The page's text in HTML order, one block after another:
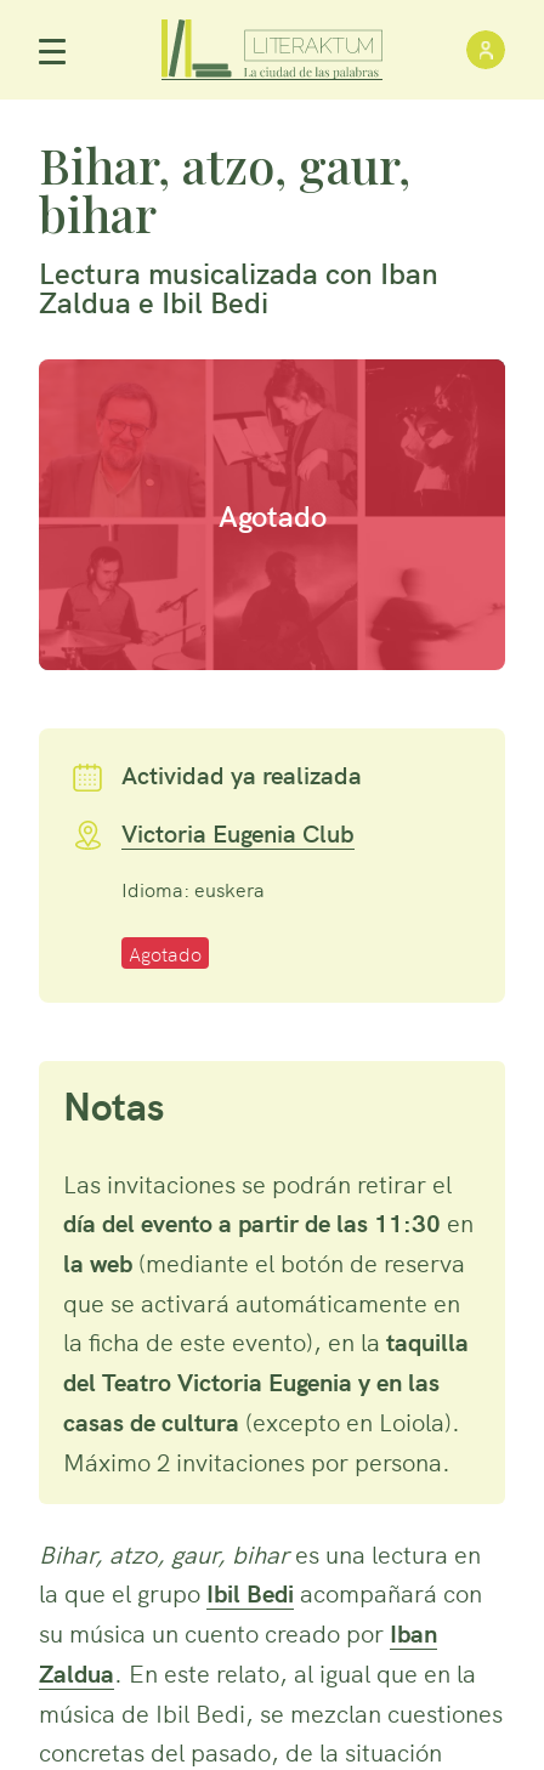
Menú Principal
Bihar, atzo, gaur,
bihar
Lectura musicalizada con Iban
Zaldua e Ibil Bedi
Agotado
Actividad ya realizada
Victoria Eugenia Club
Idioma: euskera
Agotado
Notas
Las invitaciones se podrán retirar el
día del evento a partir de las 11:30 en
la web (mediante el botón de reserva
que se activará automáticamente en
la ficha de este evento), en la taquilla
del Teatro Victoria Eugenia y en las
casas de cultura (excepto en Loiola).
Máximo 2 invitaciones por persona.
Bihar, atzo, gaur, bihares una lectura en
la que el grupo Ibil Bedi acompañará con
su música un cuento creado por Iban
Zaldua. En este relato, al igual que en la
música de Ibil Bedi, se mezclan cuestiones
concretas del pasado, de la situación